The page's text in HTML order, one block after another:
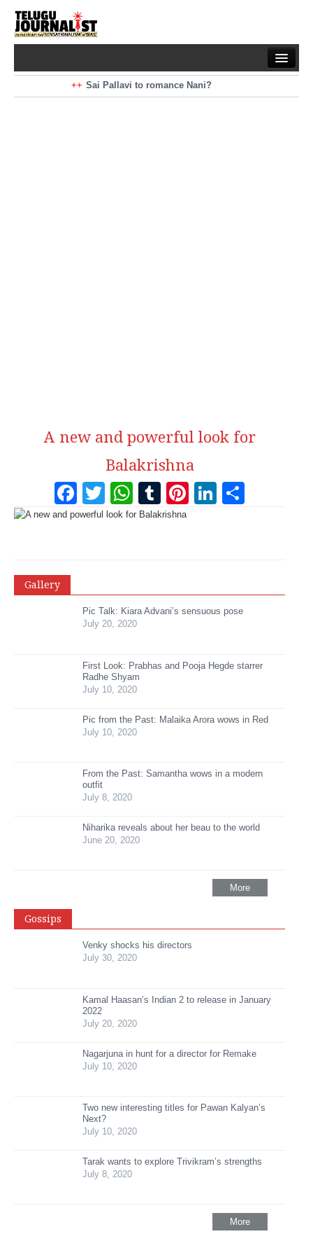
Sai Pallavi to romance Nani?
Kiara Advani to romance Pawan Kalyan
A new and powerful look for
Balakrishna
Facebook
Twitter
WhatsApp
Tumblr
Pinterest
Gallery
Pic Talk: Kiara Advani’s sensuous pose
July 20, 2020
First Look: Prabhas and Pooja Hegde starrer
Radhe Shyam
July 10, 2020
Pic from the Past: Malaika Arora wows in Red
July 10, 2020
From the Past: Samantha wows in a modern
outfit
July 8, 2020
Niharika reveals about her beau to the world
June 20, 2020
More
Gossips
Venky shocks his directors
July 30, 2020
Kamal Haasan’s Indian 2 to release in January
2022
July 20, 2020
Nagarjuna in hunt for a director for Remake
July 10, 2020
Two new interesting titles for Pawan Kalyan’s
Next?
July 10, 2020
Tarak wants to explore Trivikram’s strengths
July 8, 2020
More